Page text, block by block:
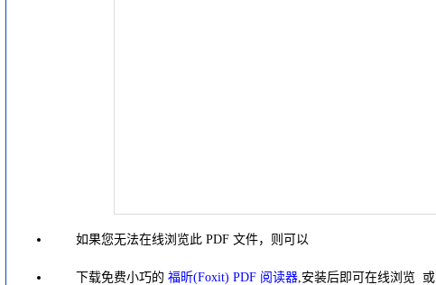
如果您无法在线浏览此 PDF 文件，则可以
下载免费小巧的 福昕(Foxit) PDF 阅读器,安装后即可在线浏览 或